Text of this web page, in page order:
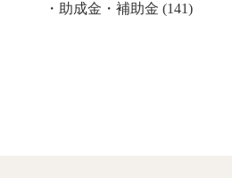
助成金・補助金 (141)